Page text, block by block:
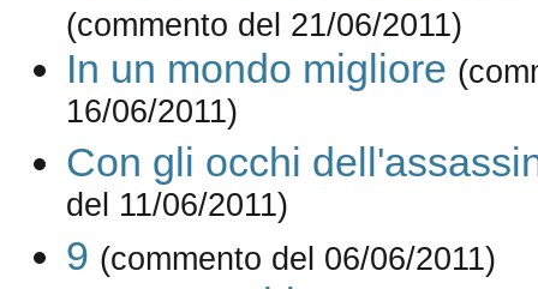
(commento del 21/06/2011)
In un mondo migliore
16/06/2011)
Con gli occhi
del 11/06/2011)
9 (commento del 06/06/2011)